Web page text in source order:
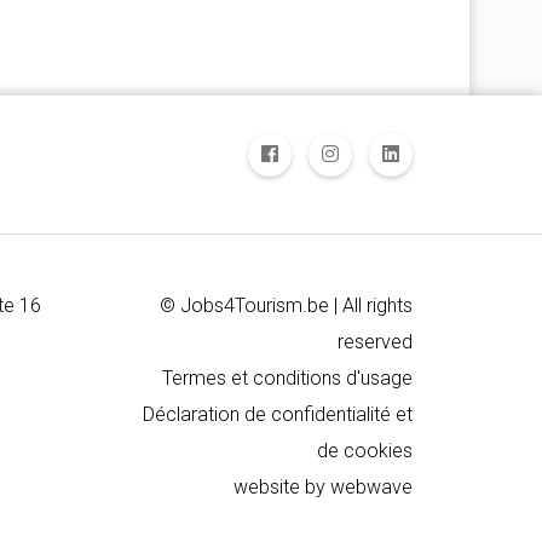
16
© Jobs4Tourism.be | All rights
reserved
Termes et conditions d'usage
Déclaration de confidentialité et
de cookies
website by webwave